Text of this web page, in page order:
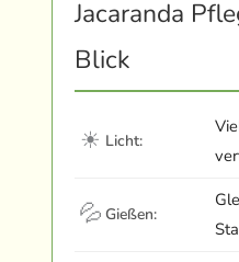
Jacaranda
Blick
☀ Licht:
💦 Gießen: